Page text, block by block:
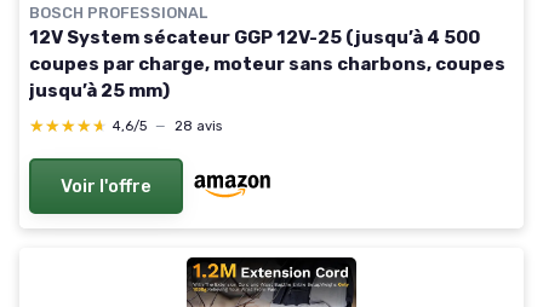
BOSCH PROFESSIONAL
12V System sécateur GGP 12V-25 (jusqu’à 4 500
coupes par charge, moteur sans charbons, coupes
jusqu’à 25 mm)
★★★★★
★★★★★ 4,6/5 — 28 avis
Voir l'offre